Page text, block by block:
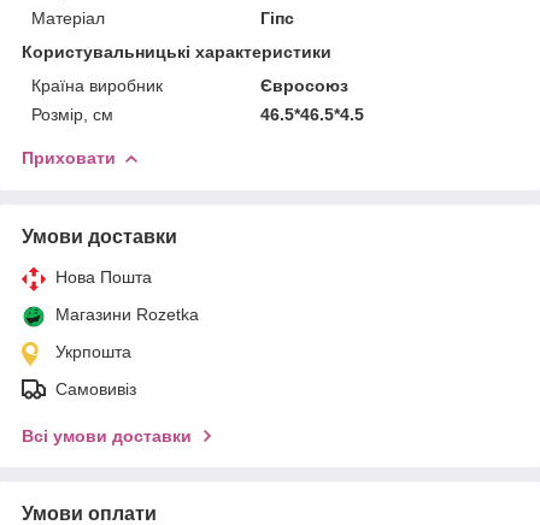
Матеріал
Гіпс
Користувальницькі характеристики
Країна виробник
Євросоюз
Розмір, см
46.5*46.5*4.5
Приховати
Умови доставки
Нова Пошта
Магазини Rozetka
Укрпошта
Самовивіз
Всі умови доставки
Умови оплати